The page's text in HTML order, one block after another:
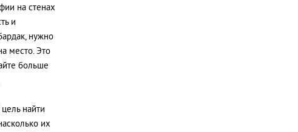
на стенах
и
нужно
место. Это
больше
найти
их